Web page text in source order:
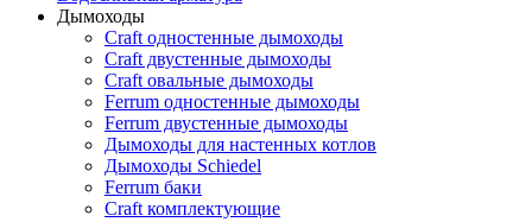
Дымоходы
Craft одностенные дымоходы
Craft двустенные дымоходы
Craft овальные дымоходы
Ferrum одностенные дымоходы
Ferrum двустенные дымоходы
Дымоходы для настенных котлов
Дымоходы Schiedel
Ferrum баки
Craft комплектующие